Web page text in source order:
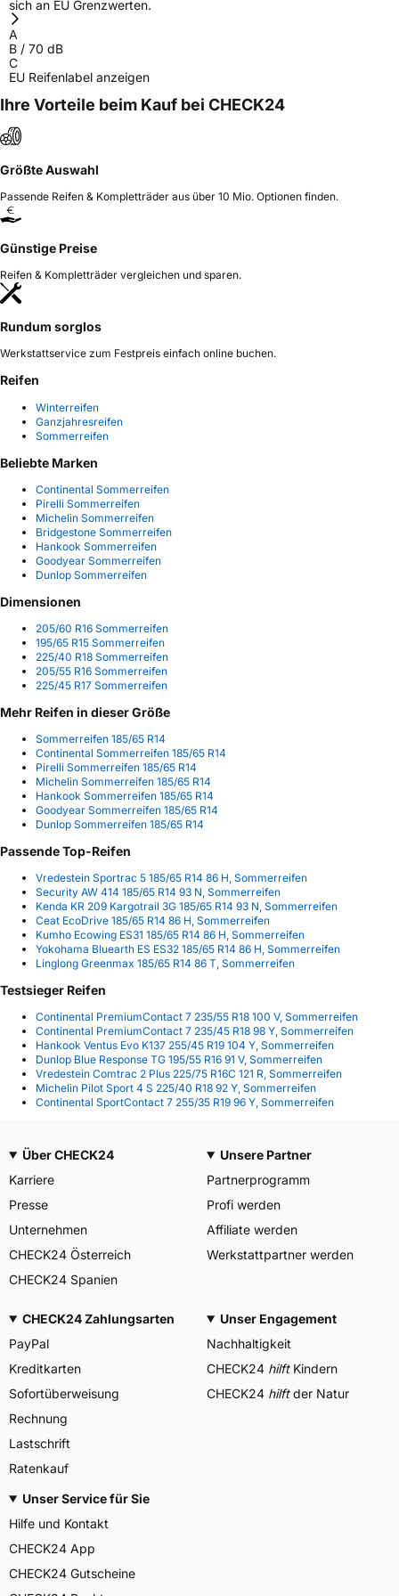
sich an EU Grenzwerten.
A
B / 70 dB
C
EU Reifenlabel anzeigen
Ihre Vorteile beim Kauf bei CHECK24
Größte Auswahl
Passende Reifen & Kompletträder aus über 10 Mio. Optionen finden.
Günstige Preise
Reifen & Kompletträder vergleichen und sparen.
Rundum sorglos
Werkstattservice zum Festpreis einfach online buchen.
Reifen
Winterreifen
Ganzjahresreifen
Sommerreifen
Beliebte Marken
Continental Sommerreifen
Pirelli Sommerreifen
Michelin Sommerreifen
Bridgestone Sommerreifen
Hankook Sommerreifen
Goodyear Sommerreifen
Dunlop Sommerreifen
Dimensionen
205/60 R16 Sommerreifen
195/65 R15 Sommerreifen
225/40 R18 Sommerreifen
205/55 R16 Sommerreifen
225/45 R17 Sommerreifen
Mehr Reifen in dieser Größe
Sommerreifen 185/65 R14
Continental Sommerreifen 185/65 R14
Pirelli Sommerreifen 185/65 R14
Michelin Sommerreifen 185/65 R14
Hankook Sommerreifen 185/65 R14
Goodyear Sommerreifen 185/65 R14
Dunlop Sommerreifen 185/65 R14
Passende Top-Reifen
Vredestein Sportrac 5 185/65 R14 86 H, Sommerreifen
Security AW 414 185/65 R14 93 N, Sommerreifen
Kenda KR 209 Kargotrail 3G 185/65 R14 93 N, Sommerreifen
Ceat EcoDrive 185/65 R14 86 H, Sommerreifen
Kumho Ecowing ES31 185/65 R14 86 H, Sommerreifen
Yokohama Bluearth ES ES32 185/65 R14 86 H, Sommerreifen
Linglong Greenmax 185/65 R14 86 T, Sommerreifen
Testsieger Reifen
Continental PremiumContact 7 235/55 R18 100 V, Sommerreifen
Continental PremiumContact 7 235/45 R18 98 Y, Sommerreifen
Hankook Ventus Evo K137 255/45 R19 104 Y, Sommerreifen
Dunlop Blue Response TG 195/55 R16 91 V, Sommerreifen
Vredestein Comtrac 2 Plus 225/75 R16C 121 R, Sommerreifen
Michelin Pilot Sport 4 S 225/40 R18 92 Y, Sommerreifen
Continental SportContact 7 255/35 R19 96 Y, Sommerreifen
Über CHECK24
Karriere
Presse
Unternehmen
CHECK24 Österreich
CHECK24 Spanien
Unsere Partner
Partnerprogramm
Profi werden
Affiliate werden
Werkstattpartner werden
CHECK24 Zahlungsarten
PayPal
Kreditkarten
Sofortüberweisung
Rechnung
Lastschrift
Ratenkauf
Unser Engagement
Nachhaltigkeit
CHECK24 hilftKindern
CHECK24 hilftder Natur
Unser Service für Sie
Hilfe und Kontakt
CHECK24 App
CHECK24 Gutscheine